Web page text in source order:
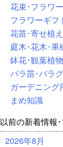
花束･フラワ
フラワーギフ
花苗･寄せ植
庭木･花木･
鉢花･観葉植
バラ苗･バラ
ガーデニング
まめ知識
以前の新着情報
2026年8月